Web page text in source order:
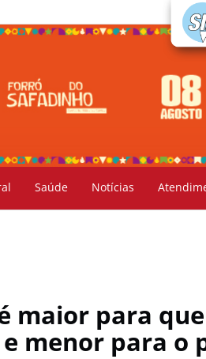
Saúde Notícias
maior para
menor para o